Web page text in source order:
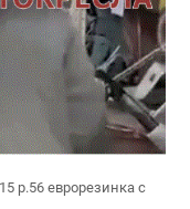
р.56 еврорезинка с